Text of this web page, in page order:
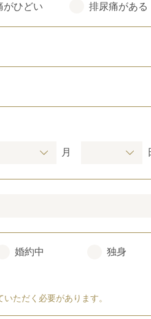
がひどい 排尿痛がある
月
婚約中 独身
ただく必要があります。